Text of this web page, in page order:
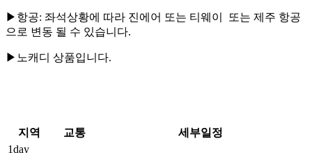
▶항공: 좌석상황에 따라 진에어 또는 티웨이 또는 제주 항공
으로 변동 될 수 있습니다.
▶노캐디 상품입니다.
지역 교통
세부일정
1day